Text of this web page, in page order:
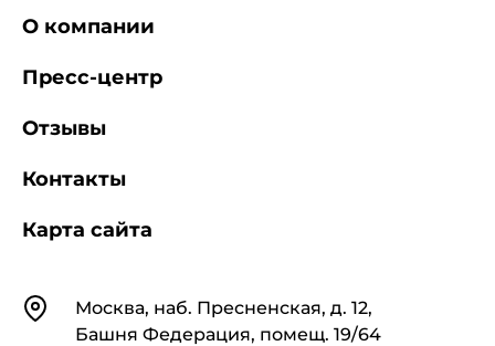
КонтактыМосква, наб. Пресненская, д. 12,
Башня Федерация, помещ. 19/64
О компании
Пресс-центр
Отзывы
Контакты
Карта сайта